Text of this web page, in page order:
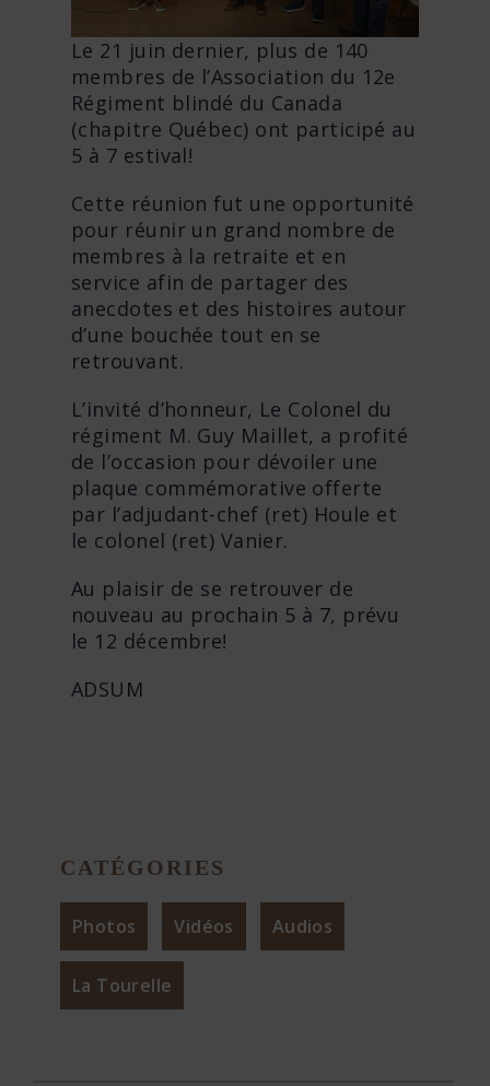
Le 21 juin dernier, plus de 140
membres de l’Association du 12e
Régiment blindé du Canada
(chapitre Québec) ont participé au
5 à 7 estival!
Cette réunion fut une opportunité
pour réunir un grand nombre de
membres à la retraite et en
service afin de partager des
anecdotes et des histoires autour
d’une bouchée tout en se
retrouvant.
L’invité d’honneur, Le Colonel du
régiment M. Guy Maillet, a profité
de l’occasion pour dévoiler une
plaque commémorative offerte
par l’adjudant-chef (ret) Houle et
le colonel (ret) Vanier.
Au plaisir de se retrouver de
nouveau au prochain 5 à 7, prévu
le 12 décembre!
ADSUM
CATÉGORIES
Photos Vidéos Audios
La Tourelle